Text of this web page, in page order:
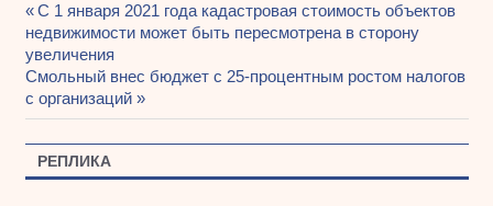
Навигация
по
записям
Предыдущая
запись:
С 1 января 2021 года кадастровая стоимость объектов
недвижимости может быть пересмотрена в сторону
увеличения
Следующая
запись:
Смольный внес бюджет с 25-процентным ростом налогов
с организаций
РЕПЛИКА